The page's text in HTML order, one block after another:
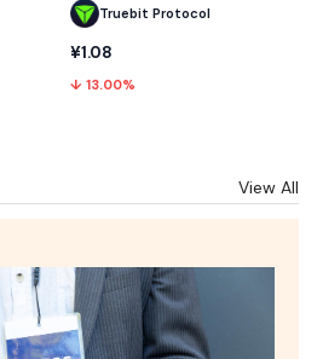
Truebit Protocol
¥1.08
↓ 13.00%
View All